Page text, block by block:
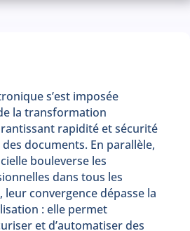
s’est imposée
la transformation
rapidité et sécurité
documents. En parallèle,
bouleverse les
dans tous les
leur convergence dépasse la
: elle permet
et d’automatiser des